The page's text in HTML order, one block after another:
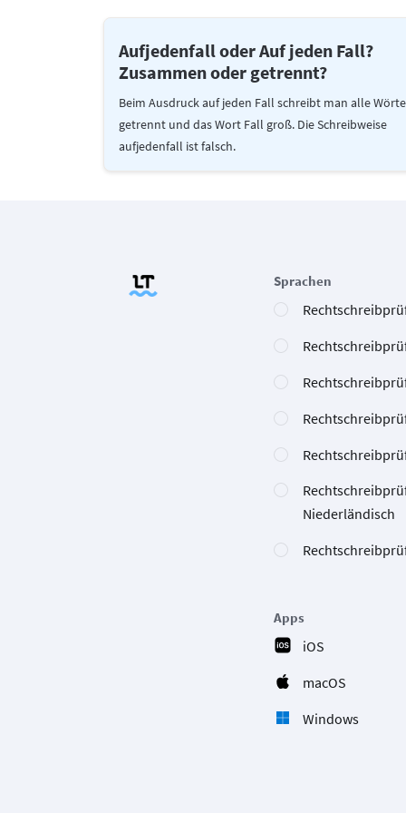
Aufjedenfall oder Auf jeden Fall?
Zusammen oder getrennt?
Beim Ausdruck auf jeden Fall schreibt man alle
getrennt und das Wort Fall groß. Die Schreibweise
aufjedenfall ist falsch.
Sprachen
Niederländisch
Apps
iOS
macOS
Windows